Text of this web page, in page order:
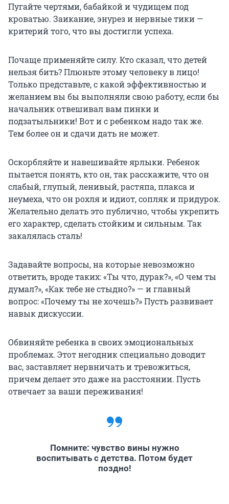
Пугайте чертями, бабайкой и чудищем под
кроватью. Заикание, энурез и нервные тики —
критерий того, что вы достигли успеха.
Почаще применяйте силу. Кто сказал, что детей
нельзя бить? Плюньте этому человеку в лицо!
Только представьте, с какой эффективностью и
желанием вы бы выполняли свою работу, если бы
начальник отвешивал вам пинки и
подзатыльники! Вот и с ребенком надо так же.
Тем более он и сдачи дать не может.
Оскорбляйте и навешивайте ярлыки. Ребенок
пытается понять, кто он, так расскажите, что он
слабый, глупый, ленивый, растяпа, плакса и
неумеха, что он рохля и идиот, сопляк и придурок.
Желательно делать это публично, чтобы укрепить
его характер, сделать стойким и сильным. Так
закалялась сталь!
Задавайте вопросы, на которые невозможно
ответить, вроде таких: «Ты что, дурак?», «О чем ты
думал?», «Как тебе не стыдно?» — и главный
вопрос: «Почему ты не хочешь?» Пусть развивает
навык дискуссии.
Обвиняйте ребенка в своих эмоциональных
проблемах. Этот негодник специально доводит
вас, заставляет нервничать и тревожиться,
причем делает это даже на расстоянии. Пусть
отвечает за ваши переживания!
Помните: чувство вины нужно
воспитывать с детства. Потом будет
поздно!